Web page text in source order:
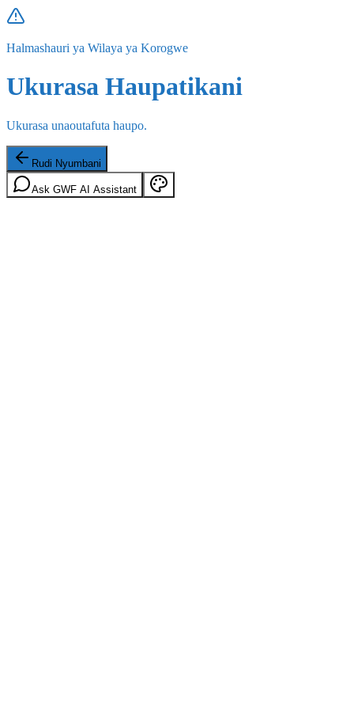
Halmashauri ya Wilaya ya Korogwe
Ukurasa Haupatikani
Ukurasa unaoutafuta haupo.
Rudi Nyumbani
Ask GWF AI Assistant